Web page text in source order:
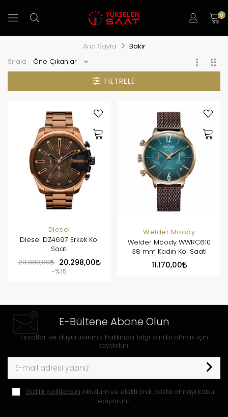
0
Ana Sayfa Bakır
Sırala
FILTRELE
Diesel
Diesel DZ4697 Erkek Kol
Saati
23.880,00
20.298,00
%15
Welder Moody
Welder Moody WWRC610
38 mm Kadın Kol Saati
11.170,00
E-Bültene Abone Olun
Fırsatlar ve duyurularımız hakkında bilgi sahibi olmak için
kaydolun!
Gizlilik politikasını okudum ve elektronik posta almayı kabul
ediyorum.